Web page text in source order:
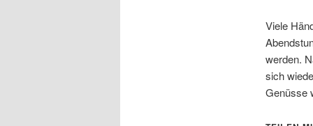
Viele
werden.
sich
Genüsse